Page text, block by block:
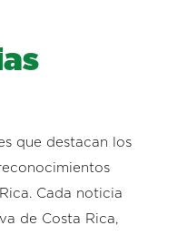
que destacan los
Cada noticia
de Costa Rica,